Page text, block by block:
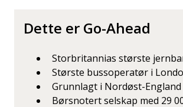
Dette er Go-Ahead
Storbritannias største
Største bussoperatør i
Grunnlagt i Nordøst-England
Børsnotert selskap med 29